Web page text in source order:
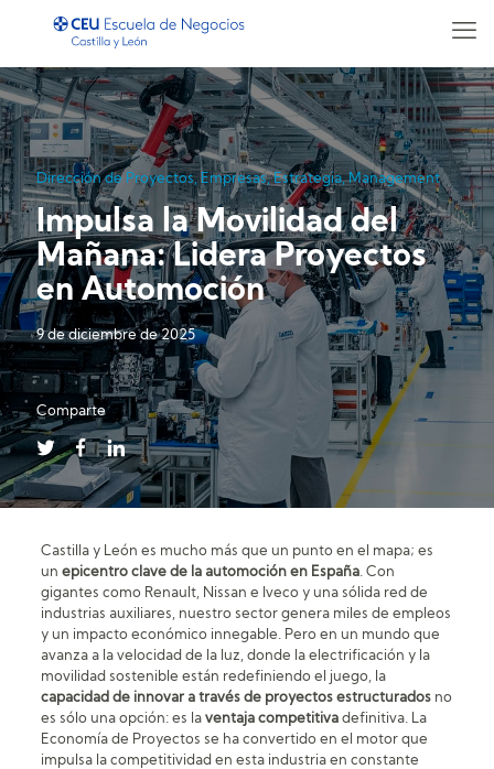
Dirección de Proyectos, Empresas,Estrategia,Management
Impulsa la Movilidad del
Mañana: Lidera Proyectos
en Automoción
9 de diciembre de 2025
Comparte
Castilla y León es mucho más que un punto en el mapa; es
un epicentro clave de la automoción en España. Con
gigantes como Renault, Nissan e Iveco y una sólida red de
industrias auxiliares, nuestro sector genera miles de empleos
y un impacto económico innegable. Pero en un mundo que
avanza a la velocidad de la luz, donde la electrificación y la
movilidad sostenible están redefiniendo el juego, la
capacidad de innovar a través de proyectos estructuradosno
es sólo una opción: es la ventaja competitivadefinitiva. La
Economía de Proyectos se ha convertido en el motor que
impulsa la competitividad en esta industria en constante